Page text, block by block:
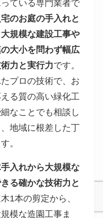
ている専門業者で
のお庭の手入れと
規模な建設工事や
大小を問わず幅広
力と実行力です。
プロの技術で、お
る質の高い緑化工
なことでも相談し
地域に根差した丁
。
入れから大規模な
る確かな技術力と
1本の剪定から、
模な造園工事ま